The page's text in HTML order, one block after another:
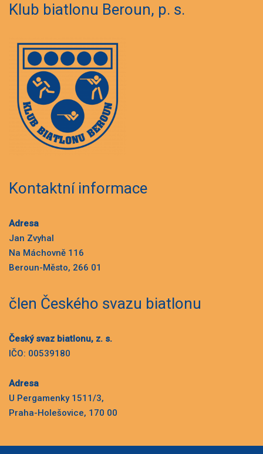
Klub biatlonu Beroun, p. s.
Kontaktní informace
Adresa
Jan Zvyhal
Na Máchovně 116
Beroun-Město, 266 01
člen Českého svazu biatlonu
Český svaz biatlonu, z. s.
IČO: 00539180
Adresa
U Pergamenky 1511/3,
Praha-Holešovice, 170 00